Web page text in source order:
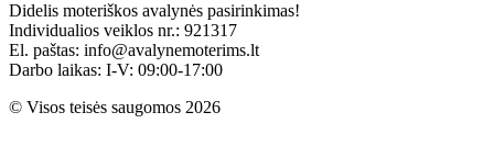
Didelis moteriškos avalynės pasirinkimas!
Individualios veiklos nr.: 921317
El. paštas: info@avalynemoterims.lt
Darbo laikas: I-V: 09:00-17:00
© Visos teisės saugomos 2026